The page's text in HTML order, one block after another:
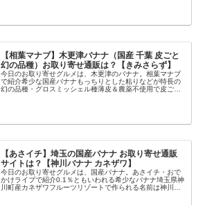
【相葉マナブ】木更津バナナ（国産 千葉 皮ごと
幻の品種）お取り寄せ通販は？【きみさらず】
今日のお取り寄せグルメは、木更津のバナナ。相葉マナブ
で紹介希少な国産バナナもっちりとした粘りなどが特長の
幻の品種・グロスミッシェル種薄皮＆農薬不使用で皮ごと
【あさイチ】埼玉の国産バナナ お取り寄せ通販
サイトは？【神川バナナ カネザワ】
今日のお取り寄せグルメは、国産バナナ。あさイチ・おで
かけライブで紹介0.1％ともいわれる希少なバナナ埼玉県神
川町産カネザワフルーツリゾートで作られる名前は神川バ